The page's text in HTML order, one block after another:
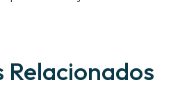
Relacionados